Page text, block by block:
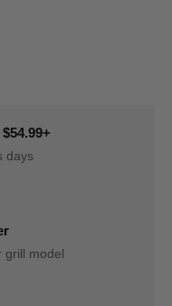
days
grill model